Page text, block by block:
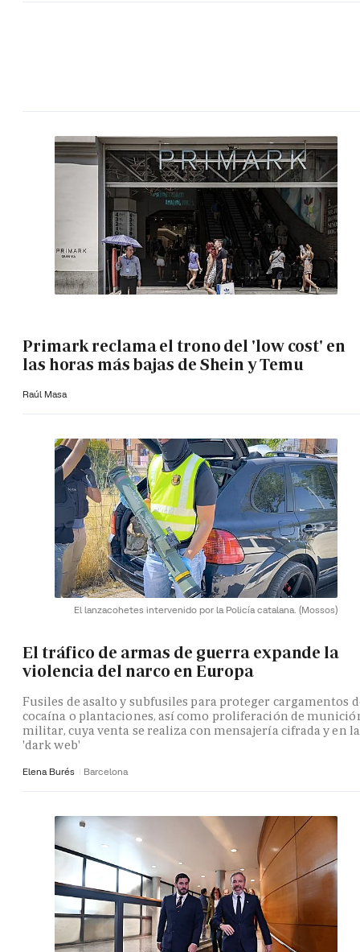
Primark reclama el trono del 'low cost' en
las horas más bajas de Shein y Temu
Raúl Masa
El lanzacohetes intervenido por la Policía catalana. (Mossos)
El tráfico de armas de guerra expande la
violencia del narco en Europa
Fusiles de asalto y subfusiles para proteger cargamentos
cocaína o plantaciones, así como proliferación de
militar, cuya venta se realiza con mensajería cifrada y en la
'dark web'
Elena Burés Barcelona